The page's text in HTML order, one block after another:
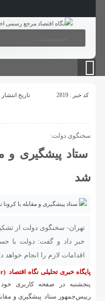
کد خبر : 2819
تاریخ انتشار : پنجشنبه
سخنگوی دولت:
ستاد پیشگیری و
شد
تهران- سخنگوی دولت از
خبر داد و گفت: دولت با
اقدامات لازم را انجام خواهد
پایگاه خبری تحلیلی نگاه اقتصاد(www.negaheghtesad.ir)
پنجشنبه در صفحه کاربری
رییس‌جمهور ستاد پیشگیری و